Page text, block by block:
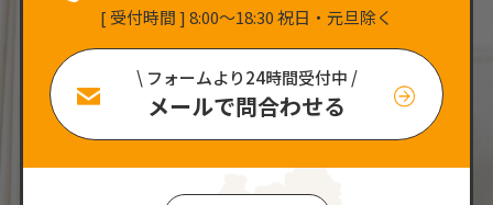
[ 受付時間 ] 8:00〜18:30 祝日・元旦除く
\ フォームより24時間受付中 /
メールで問合わせる